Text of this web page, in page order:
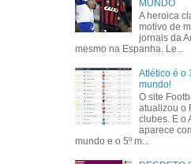
MUNDO
A heroica
motivo de
jornais da
mesmo na Espanha. Le...
Atlético é o
mundo!
O site
atualizou o
clubes. E o
aparece
mundo e o 5º m...